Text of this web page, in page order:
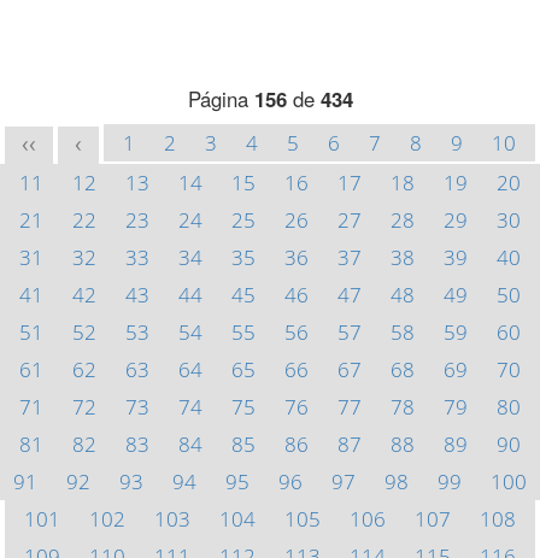
Página 156de 434
<< < 1 2 3 4 5 6 7 8 9
10
11
12 13 14 15 16 17 18 19
20
21
22 23 24 25 26 27 28 29
30
31
32 33 34 35 36 37 38 39
40
41
42 43 44 45 46 47 48 49
50
51
52 53 54 55 56 57 58 59
60
61
62 63 64 65 66 67 68 69
70
71
72 73 74 75 76 77 78 79
80
81
82 83 84 85 86 87 88 89
90
91
92 93 94 95 96 97 98 99
100
101
102 103 104 105 106 107
108